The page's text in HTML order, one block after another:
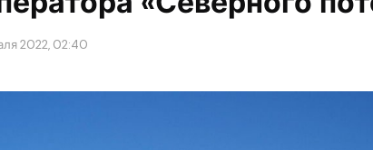
2022, 02:40